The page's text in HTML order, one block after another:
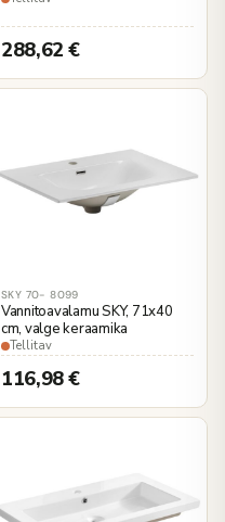
288,62€
SKY 70- 8099
Vannitoavalamu SKY, 71x40
cm, valge keraamika
Tellitav
116,98€